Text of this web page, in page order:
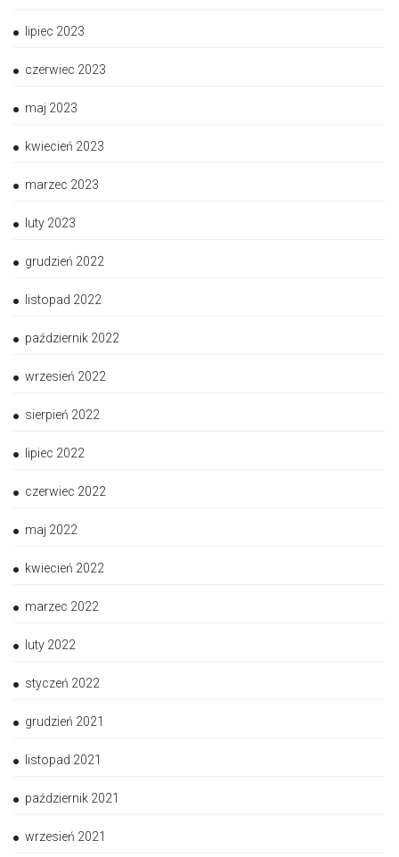
lipiec 2023
czerwiec 2023
maj 2023
kwiecień 2023
marzec 2023
luty 2023
grudzień 2022
listopad 2022
październik 2022
wrzesień 2022
sierpień 2022
lipiec 2022
czerwiec 2022
maj 2022
kwiecień 2022
marzec 2022
luty 2022
styczeń 2022
grudzień 2021
listopad 2021
październik 2021
wrzesień 2021